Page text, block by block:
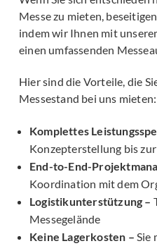
Messe zu mieten,
indem wir Ihnen mit
einen umfassenden
Hier sind die Vorteile, die
Messestand bei uns mieten:
Komplettes
Konzepterstellung bis
End-to-End-
Koordination mit dem
Logistikunterstützung –
Messegelände
Keine Lagerkosten – Sie